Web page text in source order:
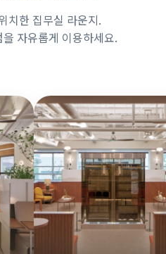
치한 집무실 라운지.
자유롭게 이용하세요.